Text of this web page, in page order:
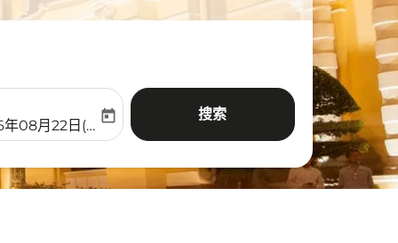
labelreturn-date-aria-label
08月22日(周六)
today 搜索